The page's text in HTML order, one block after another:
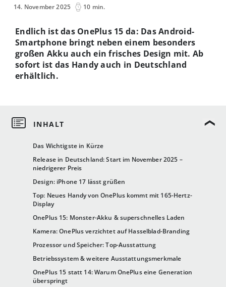
14. November 2025 10 min.
Das Wichtigste in Kürze
Release in Deutschland: Start im November 2025 –
niedrigerer Preis
Design: iPhone 17 lässt grüßen
Top: Neues Handy von OnePlus kommt mit 165-Hertz-
Display
OnePlus 15: Monster-Akku & superschnelles Laden
Kamera: OnePlus verzichtet auf Hasselblad-Branding
Prozessor und Speicher: Top-Ausstattung
Betriebssystem & weitere Ausstattungsmerkmale
OnePlus 15 statt 14: Warum OnePlus eine Generation
überspringt
Endlich ist das OnePlus 15 da: Das Android-
Smartphone bringt neben einem besonders
großen Akku auch ein frisches Design mit. Ab
sofort ist das Handy auch in Deutschland
erhältlich.